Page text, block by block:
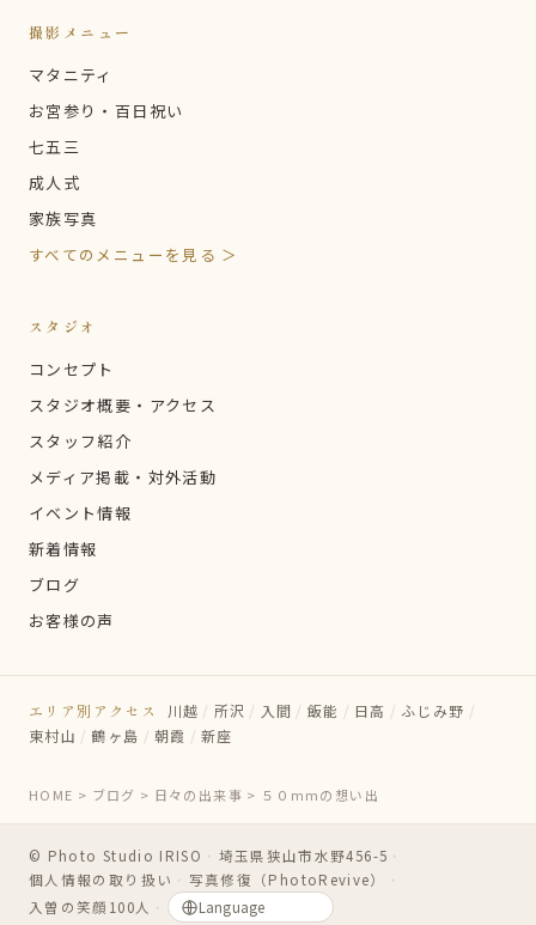
撮影メニュー
マタニティ
お宮参り・百日祝い
七五三
成人式
家族写真
すべてのメニューを見る ＞
スタジオ
コンセプト
スタジオ概要・アクセス
スタッフ紹介
メディア掲載・対外活動
イベント情報
新着情報
ブログ
お客様の声
エリア別アクセス 川越 / 所沢 / 入間 / 飯能 / 日高 / ふじみ野 /
東村山 / 鶴ヶ島 / 朝霞 / 新座
HOME > ブログ > 日々の出来事 > ５０mmの想い出
© Photo Studio IRISO ・ 埼玉県狭山市水野456-5 ・
個人情報の取り扱い ・ 写真修復（PhotoRevive）
・
入曽の笑顔100人 ・